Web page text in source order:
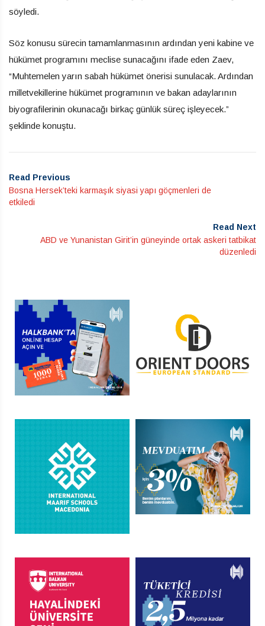
söyledi.
Söz konusu sürecin tamamlanmasının ardından yeni kabine ve
hükümet programını meclise sunacağını ifade eden Zaev,
“Muhtemelen yarın sabah hükümet önerisi sunulacak. Ardından
milletvekillerine hükümet programının ve bakan adaylarının
biyografilerinin okunacağı birkaç günlük süreç işleyecek.”
şeklinde konuştu.
Read Previous
Bosna Hersek’teki karmaşık siyasi yapı göçmenleri de
etkiledi
Read Next
ABD ve Yunanistan Girit’in güneyinde ortak askeri tatbikat
düzenledi